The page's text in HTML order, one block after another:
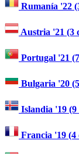
Rumanía '22
Austria '21 (3
Portugal '21
Bulgaria '20
Islandia '19 (9
Francia '19 (4